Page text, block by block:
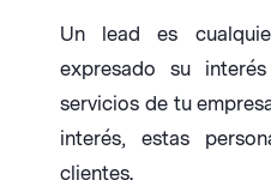
Un lead es
expresado su
servicios de tu
interés, estas
clientes.